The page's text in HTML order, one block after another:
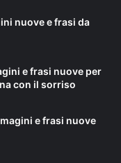
nuove e frasi da
e frasi nuove per
con il sorriso
e frasi nuove